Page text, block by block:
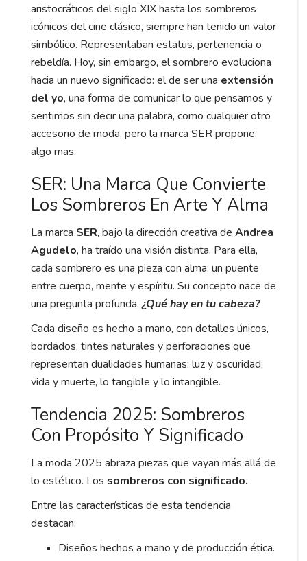
aristocráticos del siglo XIX hasta los sombreros
icónicos del cine clásico, siempre han tenido un valor
simbólico. Representaban estatus, pertenencia o
rebeldía. Hoy, sin embargo, el sombrero evoluciona
hacia un nuevo significado: el de ser una extensión
del yo, una forma de comunicar lo que pensamos y
sentimos sin decir una palabra, como cualquier otro
accesorio de moda, pero la marca SER propone
algo mas.
SER: Una Marca Que Convierte
Los Sombreros En Arte Y Alma
La marca SER, bajo la dirección creativa de Andrea
Agudelo, ha traído una visión distinta. Para ella,
cada sombrero es una pieza con alma: un puente
entre cuerpo, mente y espíritu. Su concepto nace de
una pregunta profunda:¿Qué hay en tu cabeza?
Cada diseño es hecho a mano, con detalles únicos,
bordados, tintes naturales y perforaciones que
representan dualidades humanas: luz y oscuridad,
vida y muerte, lo tangible y lo intangible.
Tendencia 2025: Sombreros
Con Propósito Y Significado
La moda 2025 abraza piezas que vayan más allá de
lo estético. Los sombreros con significado.
Entre las características de esta tendencia
destacan:
Diseños hechos a mano y de producción ética.